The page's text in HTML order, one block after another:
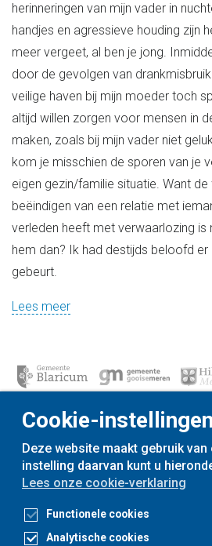
herinneringen van mijn vader in
handjes en agressieve houding zijn
meer vergeet, al ben je jong.
door de gevolgen van
veilige haven bij mijn moeder toch
altijd willen zorgen voor mensen in
maken, zoals bij mijn vader niet
kom je misschien de sporen van je
eigen gezin/familie situatie. Want
beëindigen van een relatie met
verleden heeft met verwaarlozing is
hem dan? Ik had destijds beloofd
gebeurt.
Lees meer
voorinwoners,met
Privacyverklaring
Cookieverklaring
Cookie-instellingen
Deze website maakt gebruik van
instelling daarvan kunt u
Lees onze cookie-verklaring
Functionele cookies
Analytische cookies